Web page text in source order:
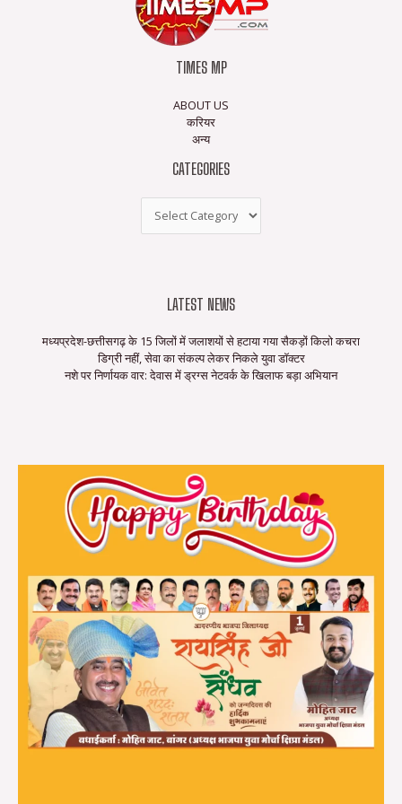
TIMES MP
ABOUT US
करियर
अन्य
CATEGORIES
LATEST NEWS
मध्यप्रदेश-छत्तीसगढ़ के 15 जिलों में जलाशयों से हटाया गया सैकड़ों किलो कचरा
डिग्री नहीं, सेवा का संकल्प लेकर निकले युवा डॉक्टर
नशे पर निर्णायक वार: देवास में ड्रग्स नेटवर्क के खिलाफ बड़ा अभियान